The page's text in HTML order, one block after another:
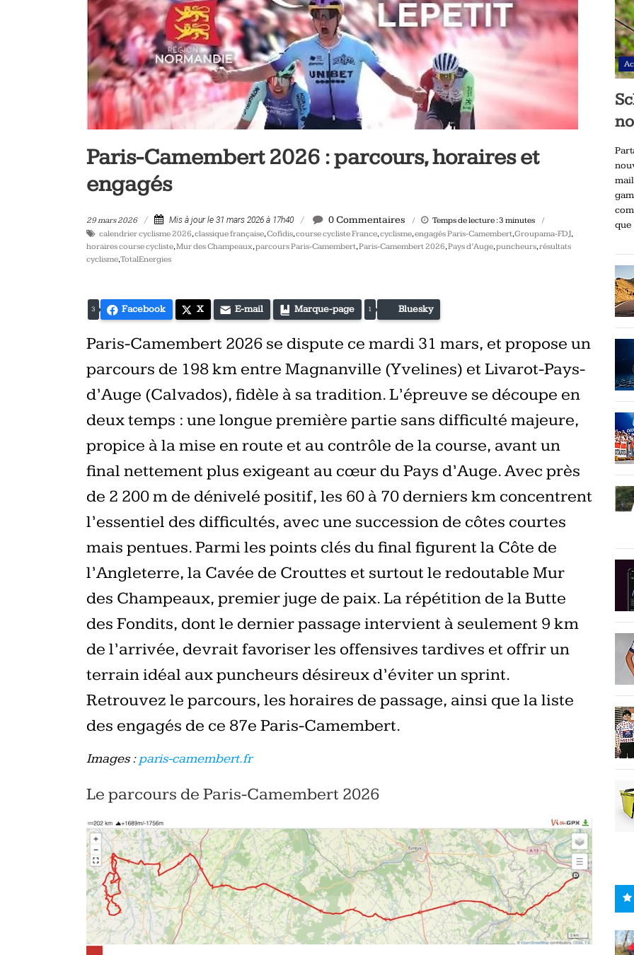
vélo
et
triathlon
Paris-Camembert 2026 : parcours, horaires et
engagés
29 mars 2026 Mis à jour le 31 mars 2026 à 17h40 0 Commentaires Temps de lecture :3 minutes
calendrier cyclisme 2026,classique française,Cofidis,course cycliste France,cyclisme,engagés Paris-Camembert,Groupama-FDJ,
horaires course cycliste,Mur des Champeaux,parcours Paris-Camembert,Paris-Camembert 2026,Pays d’Auge,puncheurs,résultats
cyclisme,TotalEnergies
3 Facebook X E-mail Marque-page 1 Bluesky
Paris-Camembert 2026 se dispute ce mardi 31 mars, et propose un
parcours de 198 km entre Magnanville (Yvelines) et Livarot-Pays-
d’Auge (Calvados), fidèle à sa tradition. L’épreuve se découpe en
deux temps : une longue première partie sans difficulté majeure,
propice à la mise en route et au contrôle de la course, avant un
final nettement plus exigeant au cœur du Pays d’Auge. Avec près
de 2 200 m de dénivelé positif, les 60 à 70 derniers km concentrent
l’essentiel des difficultés, avec une succession de côtes courtes
mais pentues. Parmi les points clés du final figurent la Côte de
l’Angleterre, la Cavée de Crouttes et surtout le redoutable Mur
des Champeaux, premier juge de paix. La répétition de la Butte
des Fondits, dont le dernier passage intervient à seulement 9 km
de l’arrivée, devrait favoriser les offensives tardives et offrir un
terrain idéal aux puncheurs désireux d’éviter un sprint.
Retrouvez le parcours, les horaires de passage, ainsi que la liste
des engagés de ce 87e Paris-Camembert.
Images :paris-camembert.fr
Le parcours de Paris-Camembert 2026
que